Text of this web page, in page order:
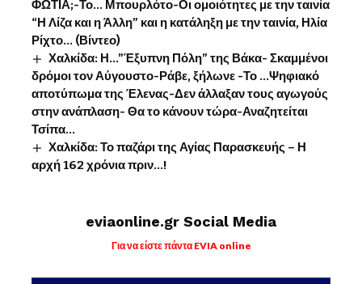
ΦΩΤΙΑ;-Το… Μπουρλότο-Οι ομοιότητες με την ταινία
“Η Λίζα και η Άλλη” και η κατάληξη με την ταινία, Ηλία
Ρίχτο… (Βίντεο)
Χαλκίδα: Η…”Έξυπνη Πόλη” της Βάκα- Σκαμμένοι
δρόμοι τον Αύγουστο-Ράβε, ξήλωνε -Το …Ψηφιακό
αποτύπωμα της Έλενας-Δεν άλλαξαν τους αγωγούς
στην ανάπλαση- Θα το κάνουν τώρα-Αναζητείται
Τσίπα…
Χαλκίδα: Το παζάρι της Αγίας Παρασκευής – Η
αρχή 162 χρόνια πριν…!
eviaonline.gr Social Media
Για να είστε πάντα EVIA online